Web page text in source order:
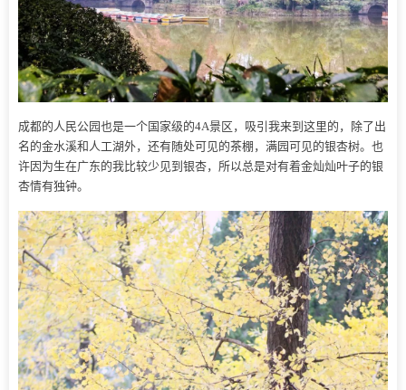
成都的人民公园也是一个国家级的4A景区，吸引我来到这里的，除了出
名的金水溪和人工湖外，还有随处可见的茶棚，满园可见的银杏树。也
许因为生在广东的我比较少见到银杏，所以总是对有着金灿灿叶子的银
杏情有独钟。